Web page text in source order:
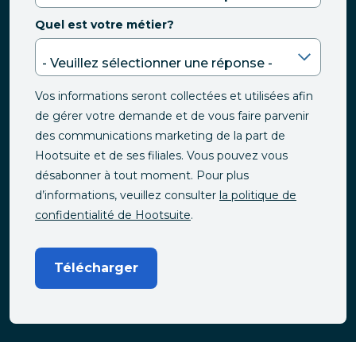
Quel est votre métier?
Vos informations seront collectées et utilisées afin
de gérer votre demande et de vous faire parvenir
des communications marketing de la part de
Hootsuite et de ses filiales. Vous pouvez vous
désabonner à tout moment. Pour plus
d’informations, veuillez consulter la politique de
confidentialité de Hootsuite.
Télécharger